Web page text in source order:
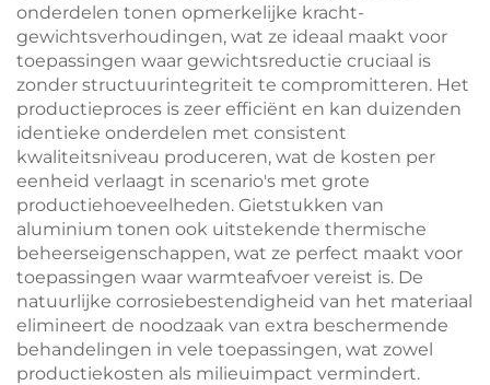
onderdelen tonen opmerkelijke kracht-
gewichtsverhoudingen, wat ze ideaal maakt voor
toepassingen waar gewichtsreductie cruciaal is
zonder structuurintegriteit te compromitteren. Het
productieproces is zeer efficiënt en kan duizenden
identieke onderdelen met consistent
kwaliteitsniveau produceren, wat de kosten per
eenheid verlaagt in scenario's met grote
productiehoeveelheden. Gietstukken van
aluminium tonen ook uitstekende thermische
beheerseigenschappen, wat ze perfect maakt voor
toepassingen waar warmteafvoer vereist is. De
natuurlijke corrosiebestendigheid van het materiaal
elimineert de noodzaak van extra beschermende
behandelingen in vele toepassingen, wat zowel
productiekosten als milieuimpact vermindert.